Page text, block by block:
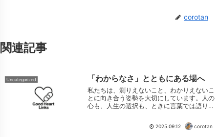
corotan
関連記事
Uncategorized 「わからなさ」とともにある場へ
私たちは、測りえないこと、わかりえないこ
とに向き合う姿勢を大切にしています。人の
心も、人生の選択も、ときに言葉では語りき
理に答えを出そうとしたり、わかろうとしす
ぎることで、かえってすれ違いや孤独が深
2025.09.12 corotan